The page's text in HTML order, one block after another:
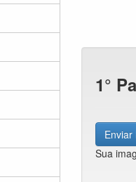
1°
Enviar
Sua